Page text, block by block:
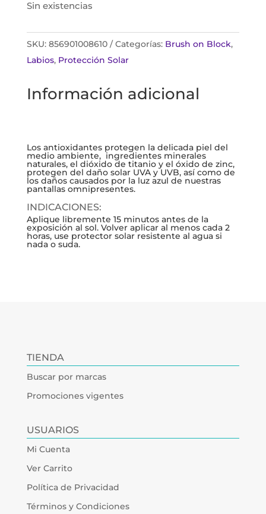
Sin existencias
SKU: 856901008610 Categorías: Brush on Block,
Labios, Protección Solar
Información adicional
Los antioxidantes protegen la delicada piel del
medio ambiente, ingredientes minerales
naturales, el dióxido de titanio y el óxido de zinc,
protegen del daño solar UVA y UVB, así como de
los daños causados por la luz azul de nuestras
pantallas omnipresentes.
INDICACIONES:
Aplique libremente 15 minutos antes de la
exposición al sol. Volver aplicar al menos cada 2
horas, use protector solar resistente al agua si
nada o suda.
TIENDA
Buscar por marcas
Promociones vigentes
USUARIOS
Mi Cuenta
Ver Carrito
Política de Privacidad
Términos y Condiciones